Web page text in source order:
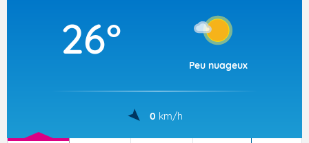
26°
Peu nuageux
0 km/h